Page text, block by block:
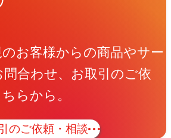
お客様からの商品やサー
合わせ、お取引のご依
らから。
のご依頼・相談